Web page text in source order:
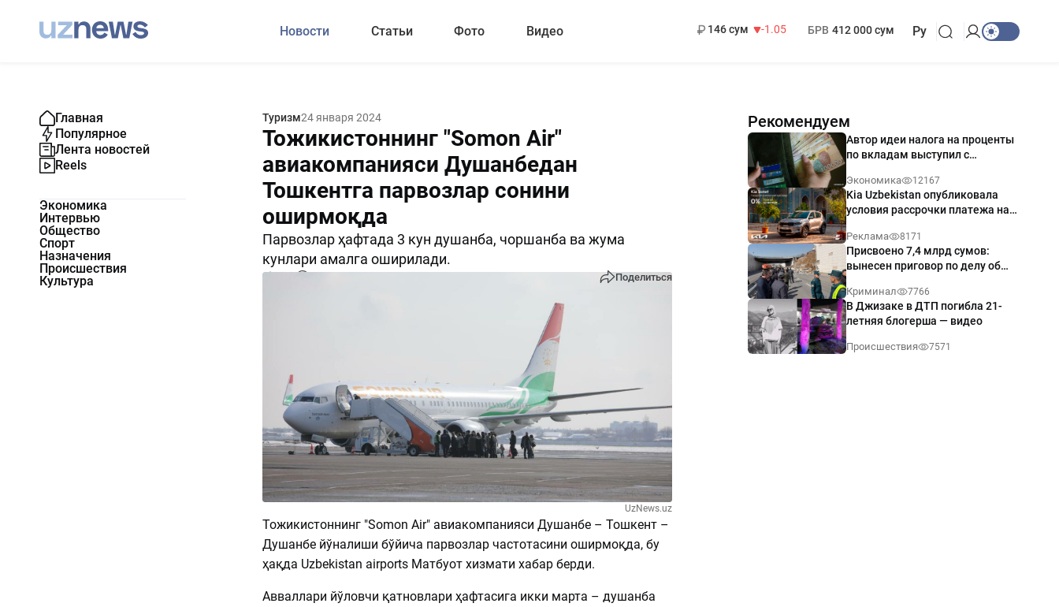
Новости Статьи Фото Видео
146 сум
-1.05
БРВ 412 000 сум Ру
Главная
Популярное
Лента новостей
Reels
Экономика
Интервью
Общество
Спорт
Назначения
Происшествия
Культура
Туризм24 января 2024
Тожикистоннинг "Somon Air"
авиакомпанияси Душанбедан
Тошкентга парвозлар сонини
оширмоқда
Парвозлар ҳафтада 3 кун душанба, чоршанба ва жума
кунлари амалга оширилади.
Поделиться
UzNews.uz
Тожикистоннинг "Somon Air" авиакомпанияси Душанбе – Тошкент –
Душанбе йўналиши бўйича парвозлар частотасини оширмоқда, бу
ҳақда Uzbekistan airports Матбуот хизмати хабар берди.
Авваллари йўловчи қатновлари ҳафтасига икки марта – душанба
Рекомендуем
Автор идеи налога на проценты
по вкладам выступил с
Экономика 12167
Kia Uzbekistan опубликовала
условия рассрочки платежа на
годовых
Реклама 8171
Присвоено 7,4 млрд сумов:
вынесен приговор по делу об
Ташкенте
Криминал 7766
В Джизаке в ДТП погибла 21-
летняя блогерша — видео
Происшествия 7571